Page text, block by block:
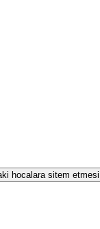
hocalara sitem etmesi